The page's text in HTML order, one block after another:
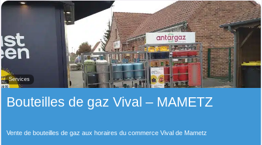
Services
Bouteilles de gaz Vival – MAMETZ
Vente de bouteilles de gaz aux horaires du commerce Vival de Mametz